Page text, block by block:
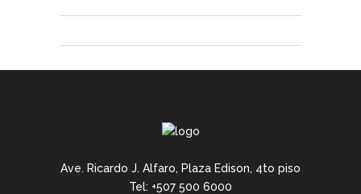
Ave. Ricardo J. Alfaro, Plaza Edison, 4to piso
Tel: +507 500 6000